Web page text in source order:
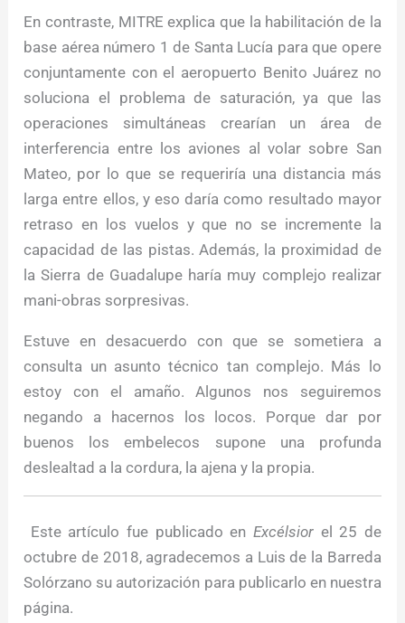
En contraste, MITRE explica que la habilitación de la
base aérea número 1 de Santa Lucía para que opere
conjuntamente con el aeropuerto Benito Juárez no
soluciona el problema de saturación, ya que las
operaciones simultáneas crearían un área de
interferencia entre los aviones al volar sobre San
Mateo, por lo que se requeriría una distancia más
larga entre ellos, y eso daría como resultado mayor
retraso en los vuelos y que no se incremente la
capacidad de las pistas. Además, la proximidad de
la Sierra de Guadalupe haría muy complejo realizar
mani-obras sorpresivas.
Estuve en desacuerdo con que se sometiera a
consulta un asunto técnico tan complejo. Más lo
estoy con el amaño. Algunos nos seguiremos
negando a hacernos los locos. Porque dar por
buenos los embelecos supone una profunda
deslealtad a la cordura, la ajena y la propia.
Este artículo fue publicado en Excélsiorel 25 de
octubre de 2018, agradecemos a Luis de la Barreda
Solórzano su autorización para publicarlo en nuestra
página.